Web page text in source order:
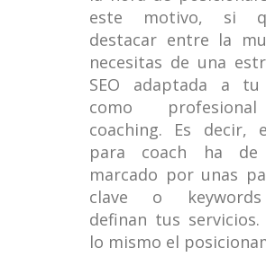
este motivo, si
destacar entre la
necesitas de una
SEO adaptada a
como
coaching. Es decir,
para coach ha de
marcado por unas
clave o
definan tus servicios.
lo mismo el